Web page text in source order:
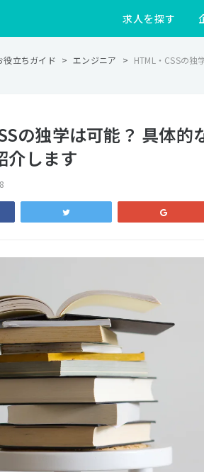
求人を探す
役立ちガイド > エンジニア > HTML・CSSの
の独学は可能？ 具体
介します